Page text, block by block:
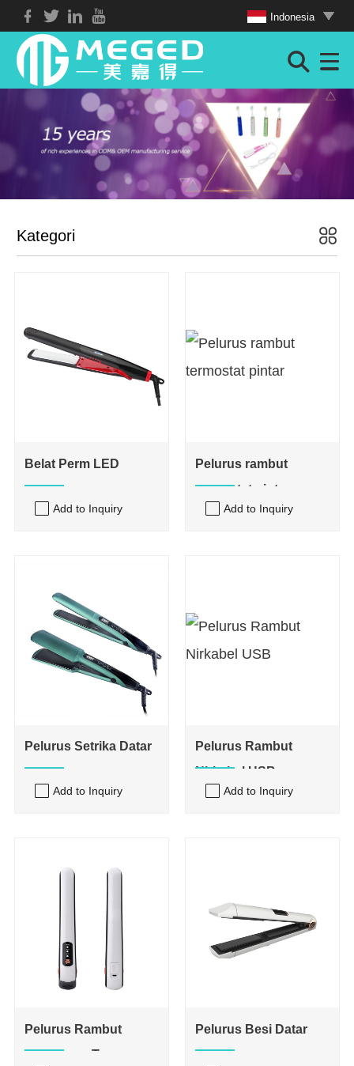
Indonesia
Kategori
Belat Perm LED
Add to Inquiry
Pelurus rambut
termostat pintar
Add to Inquiry
Pelurus Setrika Datar
Add to Inquiry
Pelurus Rambut
Nirkabel USB
Add to Inquiry
Pelurus Rambut
Perjalanan Tanpa
Pelurus Besi Datar